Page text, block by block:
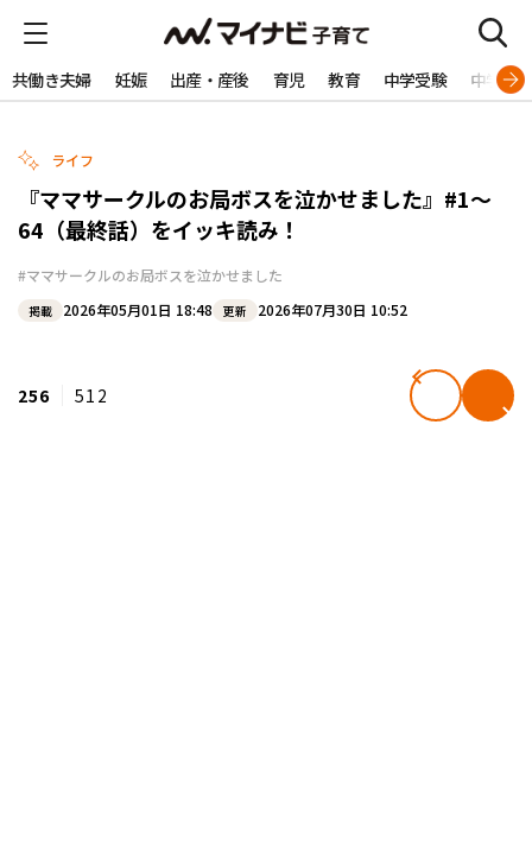
共働き夫婦 妊娠 出産・産後 育児 教育 中学受験 中学生
ライフ
『ママサークルのお局ボスを泣かせました』#1～
64（最終話）をイッキ読み！
#ママサークルのお局ボスを泣かせました
掲載 2026年05月01日 18:48 更新 2026年07月30日 10:52
256 512